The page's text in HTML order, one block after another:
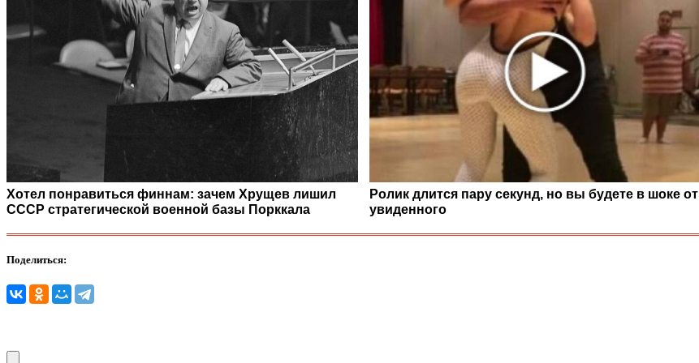
Хотел понравиться финнам: зачем Хрущев лишил
СССР стратегической военной базы Порккала
Ролик длится пару секунд, но вы будете в шоке от
увиденного
Поделиться: